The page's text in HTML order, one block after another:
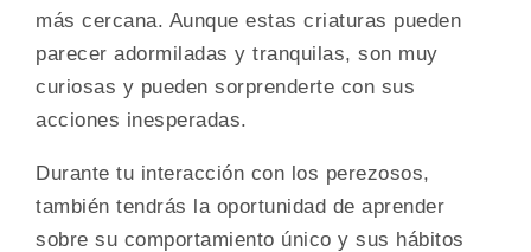
más cercana. Aunque estas criaturas pueden
parecer adormiladas y tranquilas, son muy
curiosas y pueden sorprenderte con sus
acciones inesperadas.
Durante tu interacción con los perezosos,
también tendrás la oportunidad de aprender
sobre su comportamiento único y sus hábitos